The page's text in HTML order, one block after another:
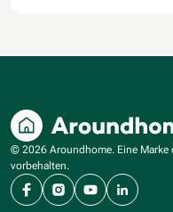
© 2026 Aroundhome. Eine Marke
vorbehalten.
FacebookInstagram
YouTubeLinkedIn